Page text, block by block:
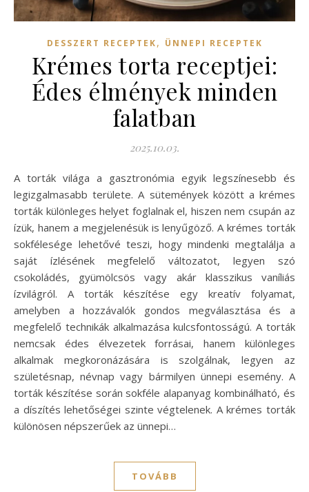
DESSZERT RECEPTEK, ÜNNEPI RECEPTEK
Krémes torta receptjei:
Édes élmények minden
falatban
2025.10.03.
A torták világa a gasztronómia egyik legszínesebb és
legizgalmasabb területe. A sütemények között a krémes
torták különleges helyet foglalnak el, hiszen nem csupán az
ízük, hanem a megjelenésük is lenyűgöző. A krémes torták
sokfélesége lehetővé teszi, hogy mindenki megtalálja a
saját ízlésének megfelelő változatot, legyen szó
csokoládés, gyümölcsös vagy akár klasszikus vaníliás
ízvilágról. A torták készítése egy kreatív folyamat,
amelyben a hozzávalók gondos megválasztása és a
megfelelő technikák alkalmazása kulcsfontosságú. A torták
nemcsak édes élvezetek forrásai, hanem különleges
alkalmak megkoronázására is szolgálnak, legyen az
születésnap, névnap vagy bármilyen ünnepi esemény. A
torták készítése során sokféle alapanyag kombinálható, és
a díszítés lehetőségei szinte végtelenek. A krémes torták
különösen népszerűek az ünnepi…
TOVÁBB